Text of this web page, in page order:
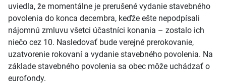
uviedla, že momentálne je prerušené vydanie stavebného
povolenia do konca decembra, keďže ešte nepodpísali
nájomnú zmluvu všetci účastníci konania – zostalo ich
niečo cez 10. Nasledovať bude verejné prerokovanie,
uzatvorenie rokovaní a vydanie stavebného povolenia. Na
základe stavebného povolenia sa obec môže uchádzať o
eurofondy.